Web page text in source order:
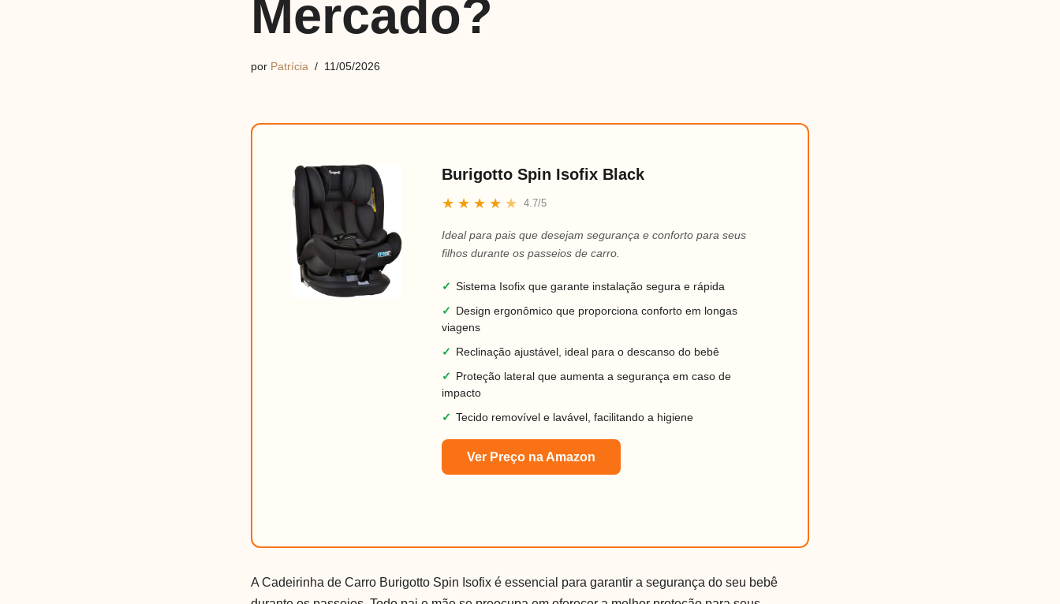
Mercado?
por Patrícia 11/05/2026
Burigotto Spin Isofix Black
★ ★ ★ ★ ★ 4.7/5
Ideal para pais que desejam segurança e conforto para seus
filhos durante os passeios de carro.
✓ Sistema Isofix que garante instalação segura e rápida
✓ Design ergonômico que proporciona conforto em longas
viagens
✓ Reclinação ajustável, ideal para o descanso do bebê
✓ Proteção lateral que aumenta a segurança em caso de
impacto
✓ Tecido removível e lavável, facilitando a higiene
Ver Preço na Amazon
A Cadeirinha de Carro Burigotto Spin Isofix é essencial para garantir a segurança do seu bebê